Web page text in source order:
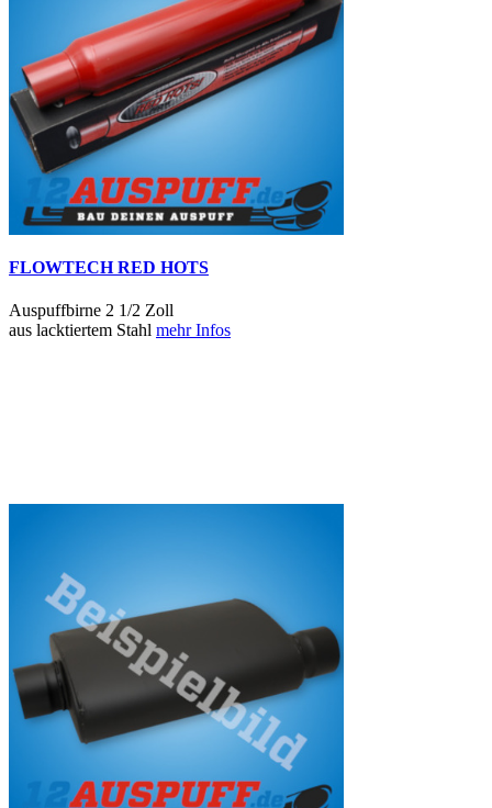
FLOWTECH RED HOTS
Auspuffbirne 2 1/2 Zoll
aus lacktiertem Stahl mehr Infos